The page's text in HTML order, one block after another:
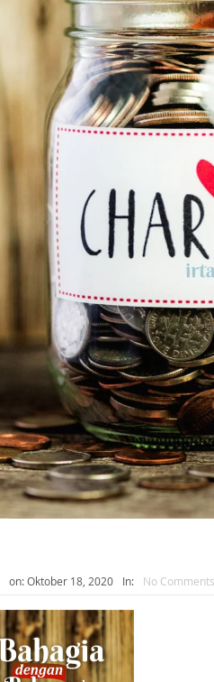
HUKUM MEMBAYAR ZAKAT KEPADA
on:Oktober 18, 2020 In: No Comments